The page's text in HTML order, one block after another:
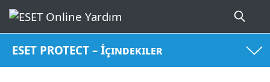
ESET PROTECT – İçindekiler